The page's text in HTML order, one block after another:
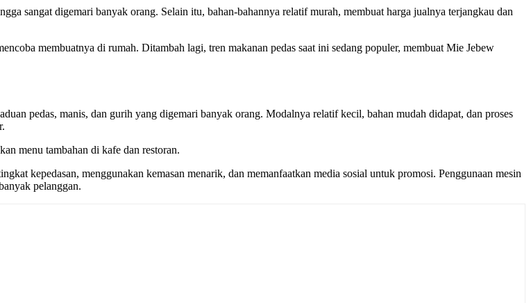
sangat digemari banyak orang. Selain itu, bahan-bahannya relatif murah, membuat harga jualnya terjangkau dan
membuatnya di rumah. Ditambah lagi, tren makanan pedas saat ini sedang populer, membuat Mie Jebew
pedas, manis, dan gurih yang digemari banyak orang. Modalnya relatif kecil, bahan mudah didapat, dan proses
menu tambahan di kafe dan restoran.
kepedasan, menggunakan kemasan menarik, dan memanfaatkan media sosial untuk promosi. Penggunaan mesin
pelanggan.